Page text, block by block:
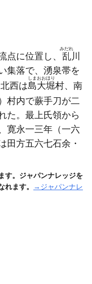
点に位置し、 乱
みだれ
川
集落で、湧泉帯を
西は島大堀
しまおおほり
村、南
村内で蕨手刀が二
た。最上氏領から
寛永一三年 （一六
田方五六七石余・
す。ジャパンナレッジを
れます。
→ジャパンナレ